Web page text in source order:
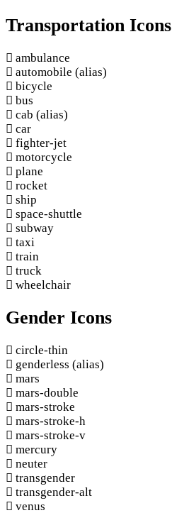
Transportation Icons
ambulance
automobile (alias)
bicycle
bus
cab (alias)
car
fighter-jet
motorcycle
plane
rocket
ship
space-shuttle
subway
taxi
train
truck
wheelchair
Gender Icons
circle-thin
genderless (alias)
mars
mars-double
mars-stroke
mars-stroke-h
mars-stroke-v
mercury
neuter
transgender
transgender-alt
venus